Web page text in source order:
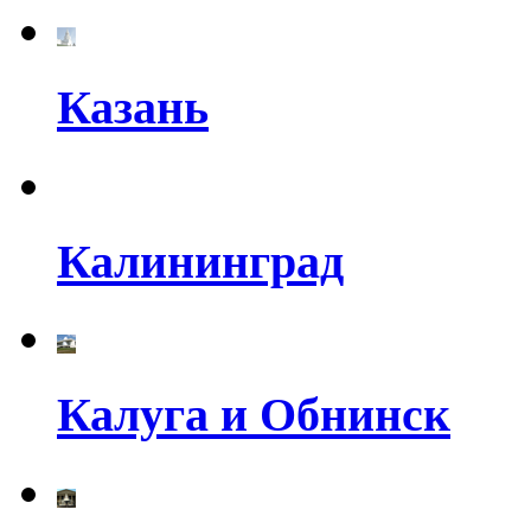
Казань
Калининград
Калуга и Обнинск